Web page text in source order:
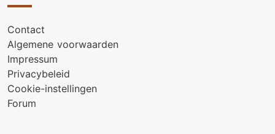
Contact
Algemene voorwaarden
Impressum
Privacybeleid
Cookie-instellingen
Forum